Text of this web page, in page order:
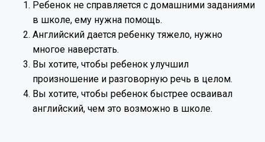
Ребенок не справляется с домашними заданиями
в школе, ему нужна помощь.
Английский дается ребенку тяжело, нужно
многое наверстать.
Вы хотите, чтобы ребенок улучшил
произношение и разговорную речь в целом.
Вы хотите, чтобы ребенок быстрее осваивал
английский, чем это возможно в школе.